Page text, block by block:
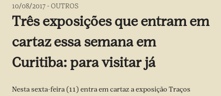
10/08/2017 -OUTROS
Três exposições que entram em
cartaz essa semana em
Curitiba: para visitar já
Nesta sexta-feira (11) entra em cartaz a exposição Traços